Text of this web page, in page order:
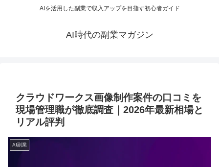
AIを活用した副業で収入アップを目指す初心者ガイド
AI時代の副業マガジン
クラウドワークス画像制作案件の口コミを
現場管理職が徹底調査｜2026年最新相場と
リアル評判
AI副業